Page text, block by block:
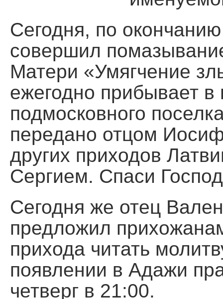
Сегодня, по
совершил
Матери «Умягчение
ежегодно прибывает в
подмосковного
передано отцом
других приходов
Сергием. Спаси
Сегодня же отец
предложил
прихода читать
появлении в Адажи
четверг в 21:00.